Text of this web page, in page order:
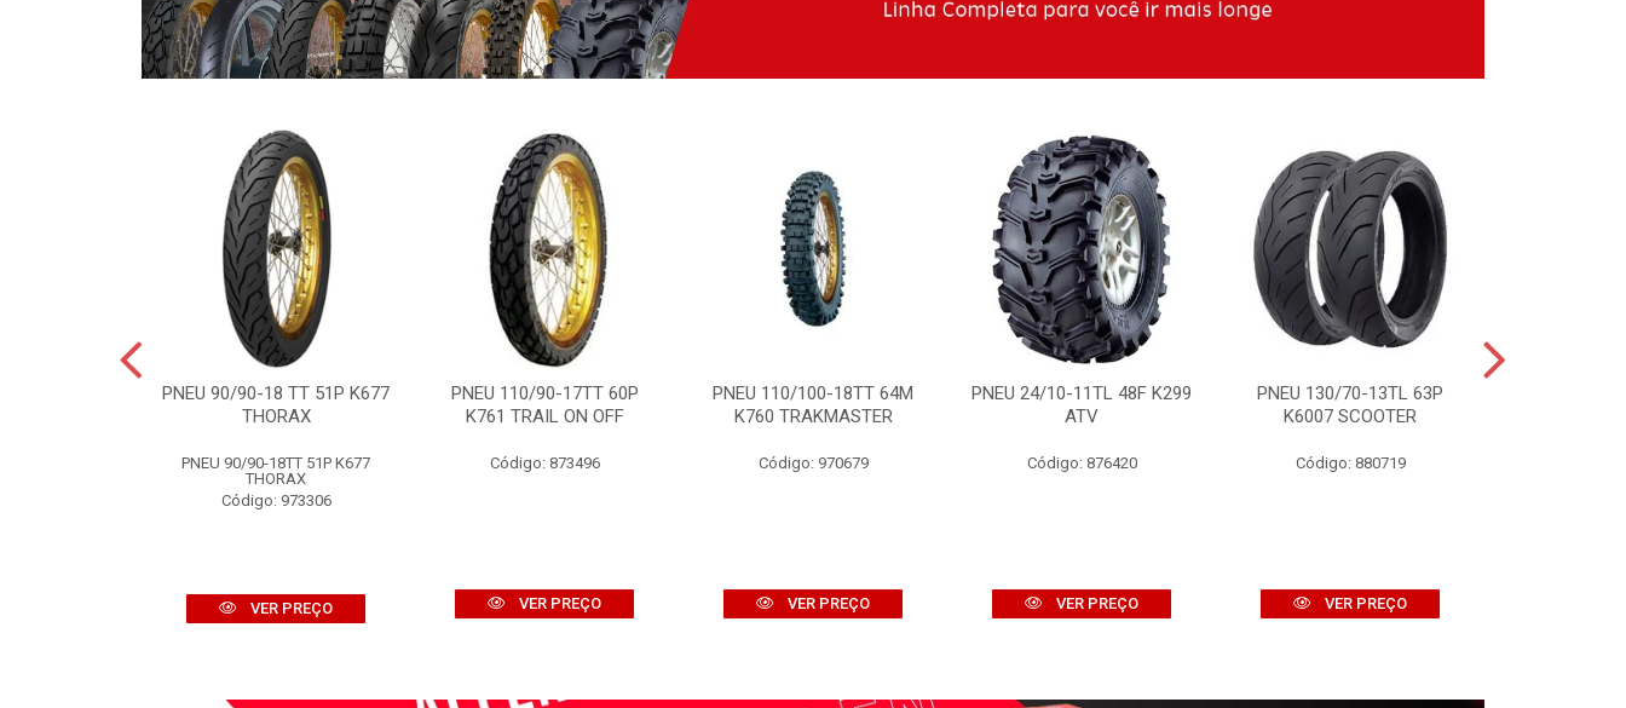
PNEU 90/90-18 TT 51P K677
THORAX
PNEU 90/90-18TT 51P K677
THORAX
Código: 973306
VER PREÇO
PNEU 110/90-17TT 60P
K761 TRAIL ON OFF
Código: 873496
VER PREÇO
PNEU 110/100-18TT 64M
K760 TRAKMASTER
Código: 970679
VER PREÇO
PNEU 24/10-11TL 48F K299
ATV
Código: 876420
VER PREÇO
PNEU 130/70-13TL 63P
K6007 SCOOTER
Código: 880719
VER PREÇO